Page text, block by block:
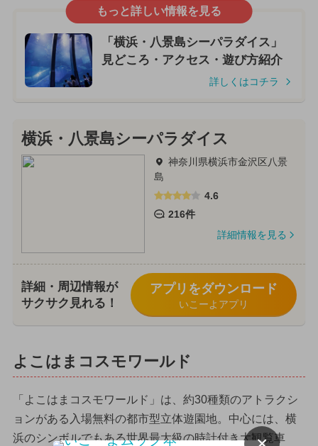
もっと詳しい情報を見る
「横浜・八景島シーパラダイス」
見どころ・アクセス・遊び方紹介
詳しくはコチラ
横浜・八景島シーパラダイス
神奈川県横浜市金沢区八景
島
4.6
216件
詳細情報を見る
詳細・周辺情報が
サクサク見れる！
アプリをダウンロード
いこーよアプリ
よこはまコスモワールド
「よこはまコスモワールド」は、約30種類のアトラクシ
ョンがある入場無料の都市型立体遊園地。中心には、横
浜のシンボルでもある世界最大級の時計付き大観覧車